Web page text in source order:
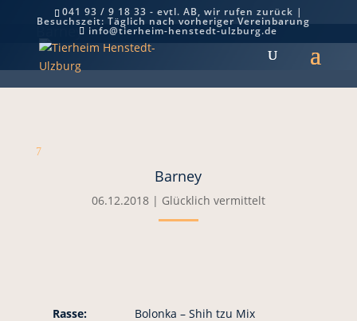
041 93 / 9 18 33 - evtl. AB, wir rufen zurück |
Besuchszeit: Täglich nach vorheriger Vereinbarung
info@tierheim-henstedt-ulzburg.de
Barney
7
Barney
06.12.2018| Glücklich vermittelt
Rasse:
Bolonka – Shih tzu Mix